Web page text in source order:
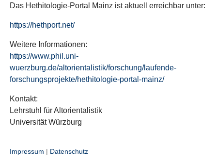
Das Hethitologie-Portal Mainz ist aktuell erreichbar unter:
https://hethport.net/
Weitere Informationen:
https://www.phil.uni-
wuerzburg.de/altorientalistik/forschung/laufende-
forschungsprojekte/hethitologie-portal-mainz/
Kontakt:
Lehrstuhl für Altorientalistik
Universität Würzburg
Impressum | Datenschutz